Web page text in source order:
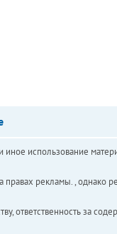
использование
рекламы. , однако
ответственность за